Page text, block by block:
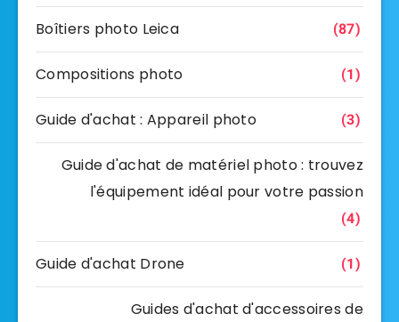
Boîtiers photo Leica (87)
Compositions photo (1)
Guide d'achat : Appareil photo (3)
Guide d'achat de matériel photo : trouvez
l'équipement idéal pour votre passion
(4)
Guide d'achat Drone (1)
Guides d'achat d'accessoires de